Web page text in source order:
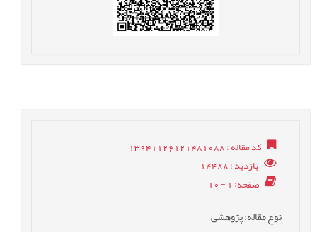
کد مقاله: 13941126121481088
بازدید: 14488
صفحه: 1 - 10
نوع مقاله: پژوهشی